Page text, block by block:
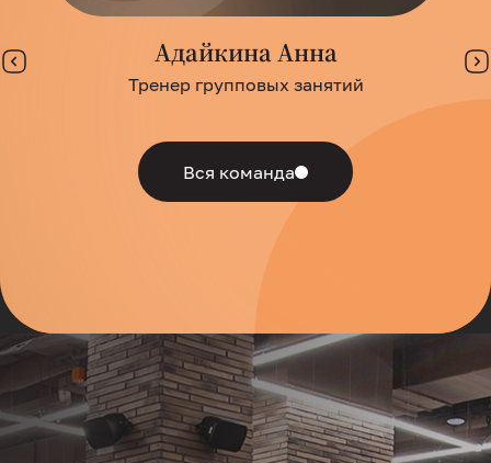
Адайкина Анна
Тренер групповых занятий
Вся команда